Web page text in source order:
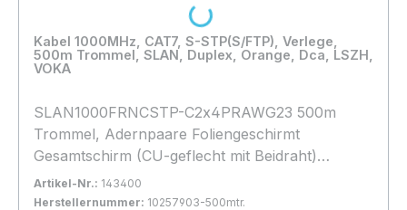
Kabel 1000MHz, CAT7, S-STP(S/FTP), Verlege,
500m Trommel, SLAN, Duplex, Orange, Dca, LSZH,
VOKA
SLAN1000FRNCSTP-C2x4PRAWG23 500m
Trommel, Adernpaare Foliengeschirmt
Gesamtschirm (CU-geflecht mit Beidraht)
Halogenfrei, **** Orange **, light Variante
40%Geflecht, Brandlast Dca,
Artikel-Nr.: 143400
Herstellernummer: 10257903-500mtr.
Loading...